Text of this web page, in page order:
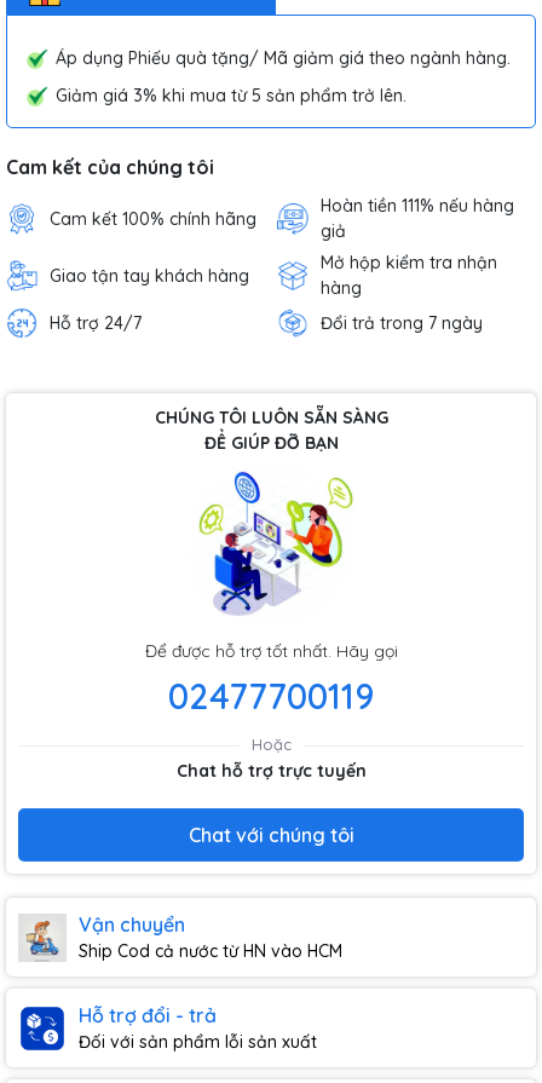
Áp dụng Phiếu quà tặng/ Mã giảm giá theo ngành hàng.
Giảm giá 3% khi mua từ 5 sản phẩm trở lên.
Cam kết của chúng tôi
Cam kết 100% chính hãng
Hoàn tiền 111% nếu hàng
giả
Giao tận tay khách hàng
Mở hộp kiểm tra nhận
hàng
Hỗ trợ 24/7
Đổi trả trong 7 ngày
CHÚNG TÔI LUÔN SẴN SÀNG
ĐỂ GIÚP ĐỠ BẠN
Để được hỗ trợ tốt nhất. Hãy gọi
02477700119
Hoặc
Chat hỗ trợ trực tuyến
Chat với chúng tôi
Vận chuyển
Ship Cod cả nước từ HN vào HCM
Hỗ trợ đổi - trả
Đối với sản phẩm lỗi sản xuất